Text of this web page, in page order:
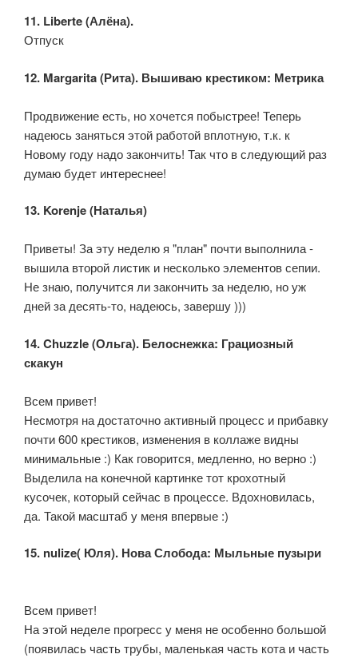
11. Liberte (Алёна).
Отпуск
12. Margarita (Рита). Вышиваю крестиком: Метрика
Продвижение есть, но хочется побыстрее! Теперь
надеюсь заняться этой работой вплотную, т.к. к
Новому году надо закончить! Так что в следующий раз
думаю будет интереснее!
13. Korenje (Наталья)
Приветы! За эту неделю я "план" почти выполнила -
вышила второй листик и несколько элементов сепии.
Не знаю, получится ли закончить за неделю, но уж
дней за десять-то, надеюсь, завершу )))
14. Chuzzle (Ольга). Белоснежка: Грациозный
скакун
Всем привет!
Несмотря на достаточно активный процесс и прибавку
почти 600 крестиков, изменения в коллаже видны
минимальные :) Как говорится, медленно, но верно :)
Выделила на конечной картинке тот крохотный
кусочек, который сейчас в процессе. Вдохновилась,
да. Такой масштаб у меня впервые :)
15. nulize( Юля). Нова Слобода: Мыльные пузыри
Всем привет!
На этой неделе прогресс у меня не особенно большой
(появилась часть трубы, маленькая часть кота и часть